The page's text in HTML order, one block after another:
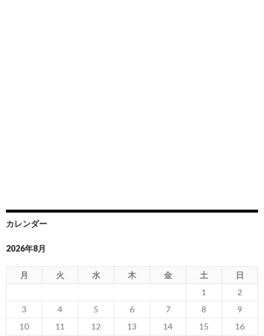
カレンダー
2026年8月
月 火 水 木 金 土
日
1
2
3
4 5 6 7 8
9
10
11 12 13 14 15
16